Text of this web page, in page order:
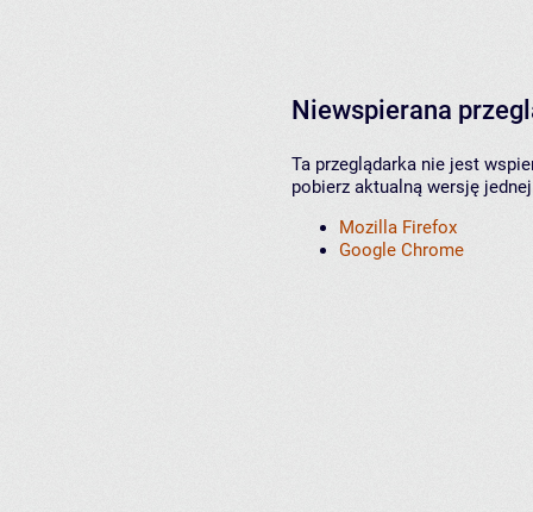
Niewspierana
Ta przeglądarka nie jest
pobierz aktualną wersję
Mozilla Firefox
Google Chrome